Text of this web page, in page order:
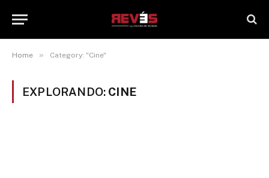
Home » Category: "Cine"
EXPLORANDO: CINE